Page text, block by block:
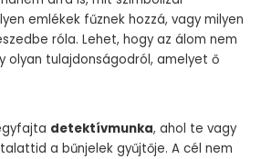
emlékek fűznek hozzá, vagy milyen
róla. Lehet, hogy az álom nem
olyan tulajdonságodról, amelyet ő
detektívmunka, ahol te vagy
a bűnjelek gyűjtője. A cél nem